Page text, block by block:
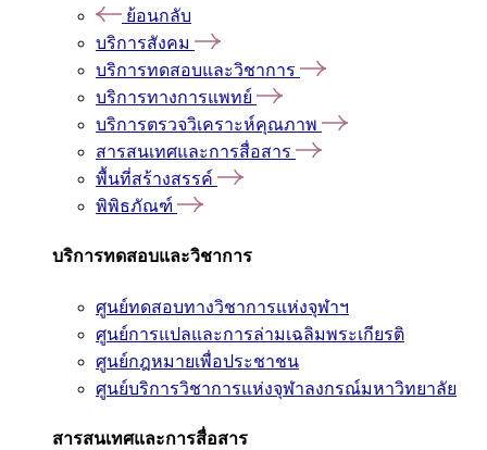
ย้อนกลับ
บริการสังคม
บริการทดสอบและวิชาการ
บริการทางการแพทย์
บริการตรวจวิเคราะห์คุณภาพ
สารสนเทศและการสื่อสาร
พื้นที่สร้างสรรค์
พิพิธภัณฑ์
บริการทดสอบและวิชาการ
ศูนย์ทดสอบทางวิชาการแห่งจุฬาฯ
ศูนย์การแปลและการล่ามเฉลิมพระเกียรติ
ศูนย์กฎหมายเพื่อประชาชน
ศูนย์บริการวิชาการแห่งจุฬาลงกรณ์มหาวิทยาลัย
สารสนเทศและการสื่อสาร